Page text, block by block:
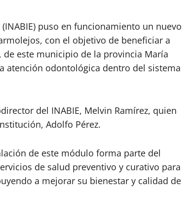
puso en funcionamiento un nuevo
con el objetivo de beneficiar a
de este municipio de la provincia María
atención odontológica dentro del sistema
del INABIE, Melvin Ramírez, quien
Adolfo Pérez.
de este módulo forma parte del
de salud preventivo y curativo para
a mejorar su bienestar y calidad de